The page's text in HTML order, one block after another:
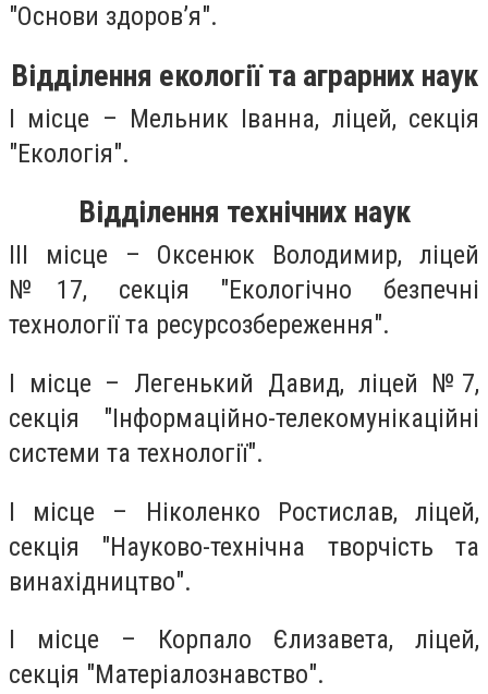
"Основи здоров’я".
Відділення екології та аграрних наук
І місце – Мельник Іванна, ліцей, секція
"Екологія".
Відділення технічних наук
ІІІ місце – Оксенюк Володимир, ліцей
№17, секція "Екологічно безпечні
технології та ресурсозбереження".
І місце – Легенький Давид, ліцей №7,
секція "Інформаційно-телекомунікаційні
системи та технології".
І місце – Ніколенко Ростислав, ліцей,
секція "Науково-технічна творчість та
винахідництво".
І місце – Корпало Єлизавета, ліцей,
секція "Матеріалознавство".